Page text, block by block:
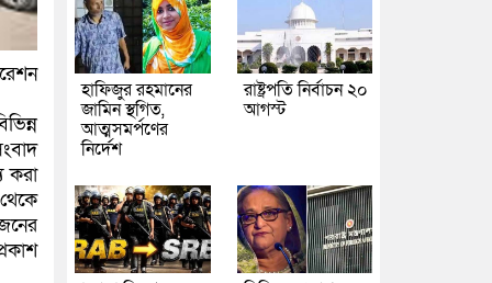
করা
হাফিজুর রহমানের
জামিন স্থগিত,
আত্মসমর্পণের
নির্দেশ
রাষ্ট্রপতি নির্বাচন ২০
আগস্ট